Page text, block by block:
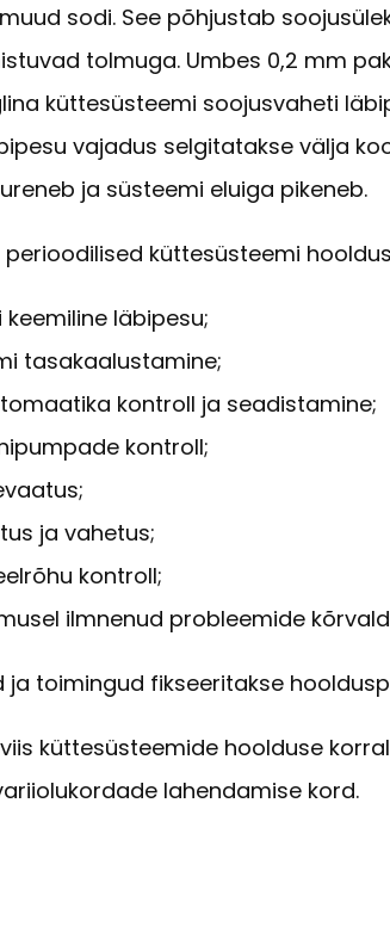
sodi. See põhjustab
tolmuga. Umbes 0,2 mm
küttesüsteemi soojusvaheti
vajadus selgitatakse välja
ja süsteemi eluiga pikeneb.
perioodilised küttesüsteemi
läbipesu;
tasakaalustamine;
kontroll ja seadistamine;
kontroll;
ja vahetus;
kontroll;
ilmnenud probleemide
ja toimingud fikseeritakse
küttesüsteemide hoolduse
lahendamise kord.